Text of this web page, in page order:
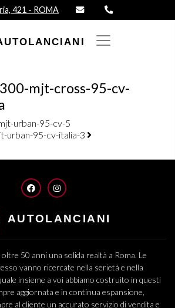
421 - ROMA
mjt-cross-95-cv-
urban-95-cv-5
urban-95-cv-italia-3
FACEBOOKINSTAGRAM
oltre 50 anni una solida realtà a Roma. Le
vanno ricercate nella serietà e nella
insieme a voi abbiamo costruito in questi
aggiornata e in continua espansione,
al cliente un accurato servizio di vendita e